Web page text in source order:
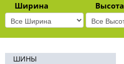
Ширина Высота
ШИНЫ